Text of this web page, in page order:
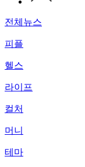
전체뉴스
피플
헬스
라이프
컬처
머니
테마